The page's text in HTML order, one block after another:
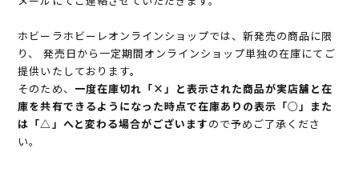
ホビーラホビーレオンラインショップでは、新発売の商品に限
り、 発売日から一定期間オンラインショップ単独の在庫にてご
提供いたしております。
そのため、 一度在庫切れ「×」と表示された商品が実店舗と在
庫を共有できるようになった時点で在庫ありの表示「○」また
は「△」へと変わる場合がございますので予めご了承くださ
い。